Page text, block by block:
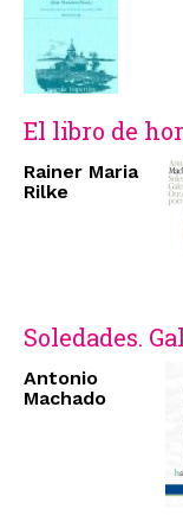
El libro de
Rainer Maria
Rilke
Soledades.
Antonio
Machado